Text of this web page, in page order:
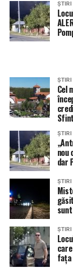
ȘTIRI
ȘTIRI
Cel
ȘTIRI
nou
dar
ȘTIRI
ȘTIRI
fața